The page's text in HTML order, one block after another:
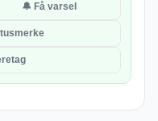
🔔 Få varsel